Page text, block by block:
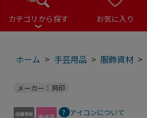
カテゴリから探す お気に入り
ホーム > 手芸用品 > 服飾資材 >
メーカー：貝印
アイコンについて